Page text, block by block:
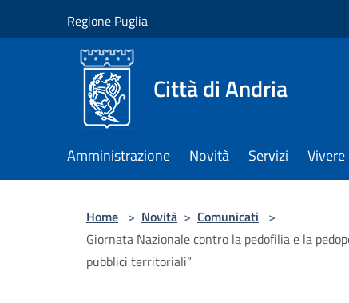
Regione Puglia
Città di Andria
Amministrazione Novità Servizi
Home > Novità > Comunicati >
Giornata Nazionale contro la pedofilia e la
pubblici territoriali”